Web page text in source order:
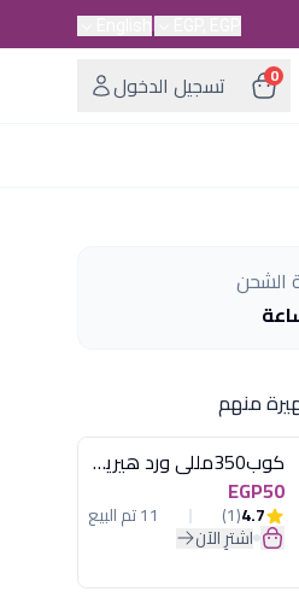
0
تسجيل الدخول
الشحن
منهم
كوب350مللى ورد هيريفين
EGP50
4.7
(1) 11 تم البيع
اشترِ الآن